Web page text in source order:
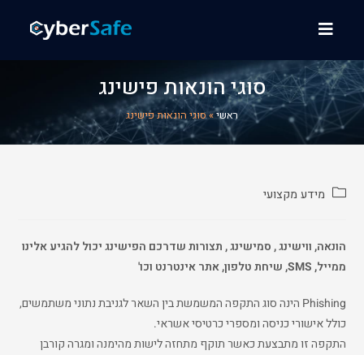
סוגי הונאות פישינג
ראשי»סוגי הונאות פישינג
מידע מקצועי
הונאה, ווישינג , סמישינג , תצורות שדרכם הפישינג יכול להגיע אלינו
ממייל, SMS, שיחת טלפון, אתר אינטרנט וכו'
Phishing הינה סוג התקפה המשמשת בין השאר לגניבת נתוני משתמשים,
כולל אישורי כניסה ומספרי כרטיסי אשראי.
התקפה זו מתבצעת כאשר תוקף מתחזה לישות מהימנה ומגרה קורבן